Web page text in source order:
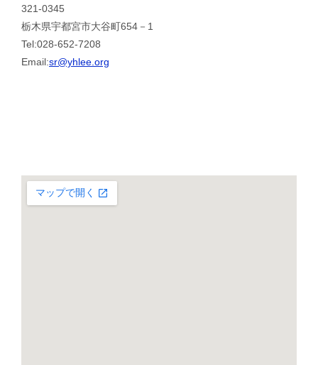
321-0345
栃木県宇都宮市大谷町654－1
Tel:028-652-7208
Email:sr@yhlee.org